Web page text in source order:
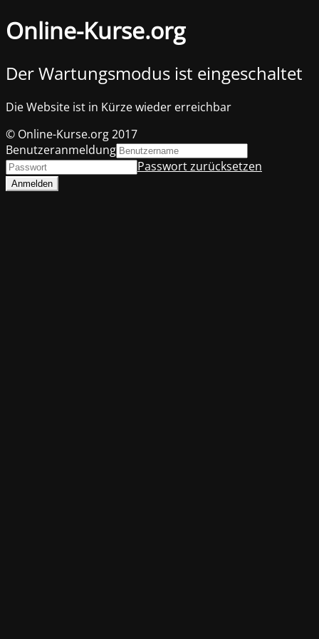
Online-Kurse.org
Der Wartungsmodus ist eingeschaltet
Die Website ist in Kürze wieder erreichbar
© Online-Kurse.org 2017
Benutzeranmeldung
Passwort zurücksetzen